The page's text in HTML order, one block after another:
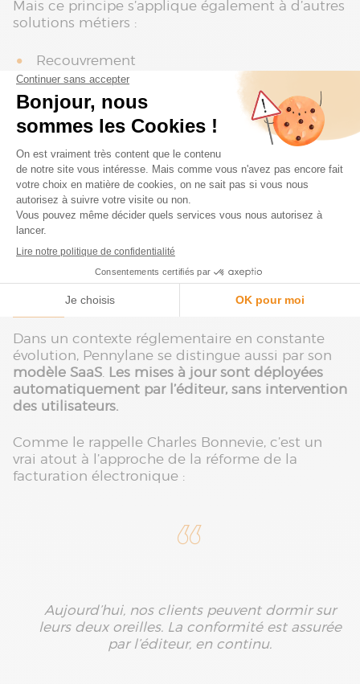
Mais ce principe s’applique également à d’autres
solutions métiers :
Recouvrement
Facturation
CRM
Outils commerciaux
L’objectif est de capter tous les flux utiles, sans
ressaisie, et les traiter automatiquement dans
Pennylane.
Une solution SaaS, prête pour les
évolutions légales
Dans un contexte réglementaire en constante
évolution, Pennylane se distingue aussi par son
modèle SaaS. Les mises à jour sont déployées
automatiquement par l’éditeur, sans intervention
des utilisateurs.
Comme le rappelle Charles Bonnevie, c’est un
vrai atout à l’approche de la réforme de la
facturation électronique :
Aujourd’hui, nos clients peuvent dormir sur
leurs deux oreilles. La conformité est assurée
par l’éditeur, en continu.